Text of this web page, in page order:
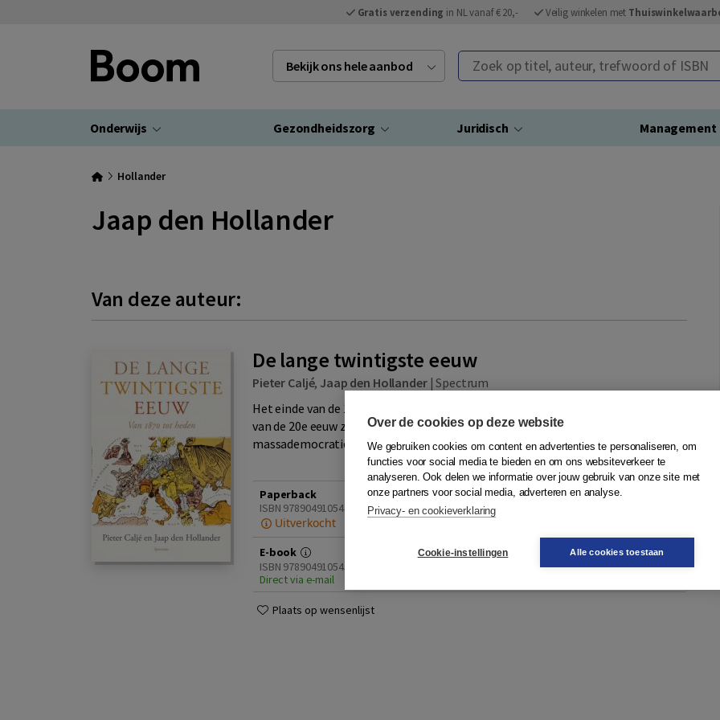
Gratis verzending in NL vanaf € 20,- Veilig winkelen met
Bekijk ons hele aanbod Zoek op titel, auteur, trefwoord of ISBN
Onderwijs Gezondheidszorg Juridisch Management
Hollander
Jaap den Hollander
Van deze auteur:
De lange twintigste eeuw
Pieter Caljé, Jaap den Hollander|Spectrum
Het einde van de 19e eeuw kan worden belicht als een breukvlak die het gezicht
van de 20e eeuw zou bepalen. Deze periode ziet de geboorte van de
massademocratie, de moderne politieke partijen en de...Meer
Paperback
ISBN 9789049105440
Uitverkocht
41,99
E-book
ISBN 9789049105457
Direct via e-mail
In winkelwagen
Plaats op wensenlijst
Over de cookies op deze website
We gebruiken cookies om content en advertenties te personaliseren, om
functies voor social media te bieden en om ons websiteverkeer te
analyseren. Ook delen we informatie over jouw gebruik van onze site met
onze partners voor social media, adverteren en analyse.
Privacy- en cookieverklaring
Cookie-instellingen Alle cookies toestaan